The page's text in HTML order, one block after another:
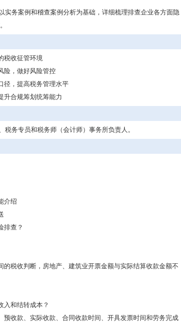
实务案例和稽查案例分析为基础，详细梳理排查企业各方面隐
税收征管环境
险，做好风险管控
径，提高税务管理水平
升合规筹划统筹能力
务专员和税务师（会计师）事务所负责人。
介绍
排查？
税收判断，房地产、建筑业开票金额与实际结算收款金额不
入和结转成本？
收款、实际收款、合同收款时间、开具发票时间和劳务完成